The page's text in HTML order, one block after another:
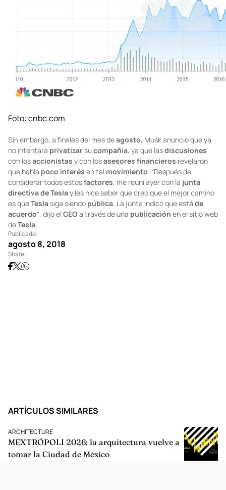
Foto:cnbc.com
Sin embargo, a finales del mes deagosto, Musk anunció que ya
no intentará privatizarsucompañía, ya que lasdiscusiones
con losaccionistas y con losasesores financieros revelaron
que había poco interés en tal movimiento. “Después de
considerar todos estosfactores, me reuní ayer con la junta
directiva de Teslay les hice saber que creo que el mejor camino
es queTeslasiga siendo pública. La junta indicó que está de
acuerdo“, dijo elCEO a través de una publicación en el sitio web
deTesla.
Publicado:
agosto 8, 2018
Share:
ARTÍCULOS SIMILARES
ARCHITECTURE
MEXTRÓPOLI 2026: la arquitectura vuelve a
tomar la Ciudad de México